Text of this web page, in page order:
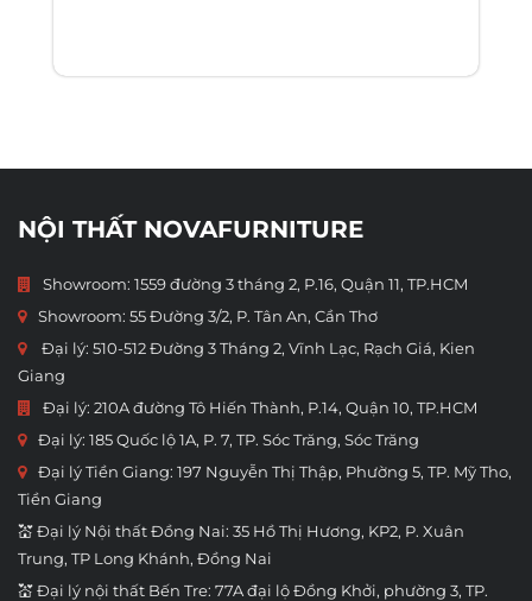
NỘI THẤT NOVAFURNITURE
Showroom: 1559 đường 3 tháng 2, P.16, Quận 11, TP.HCM
Showroom: 55 Đường 3/2, P. Tân An, Cần Thơ
Đại lý: 510-512 Đường 3 Tháng 2, Vĩnh Lạc, Rạch Giá, Kien
Giang
Đại lý: 210A đường Tô Hiến Thành, P.14, Quận 10, TP.HCM
Đại lý: 185 Quốc lộ 1A, P. 7, TP. Sóc Trăng, Sóc Trăng
Đại lý Tiền Giang: 197 Nguyễn Thị Thập, Phường 5, TP. Mỹ Tho,
Tiền Giang
💒 Đại lý Nội thất Đồng Nai: 35 Hồ Thị Hương, KP2, P. Xuân
Trung, TP Long Khánh, Đồng Nai
💒 Đại lý nội thất Bến Tre: 77A đại lộ Đồng Khởi, phường 3, TP.